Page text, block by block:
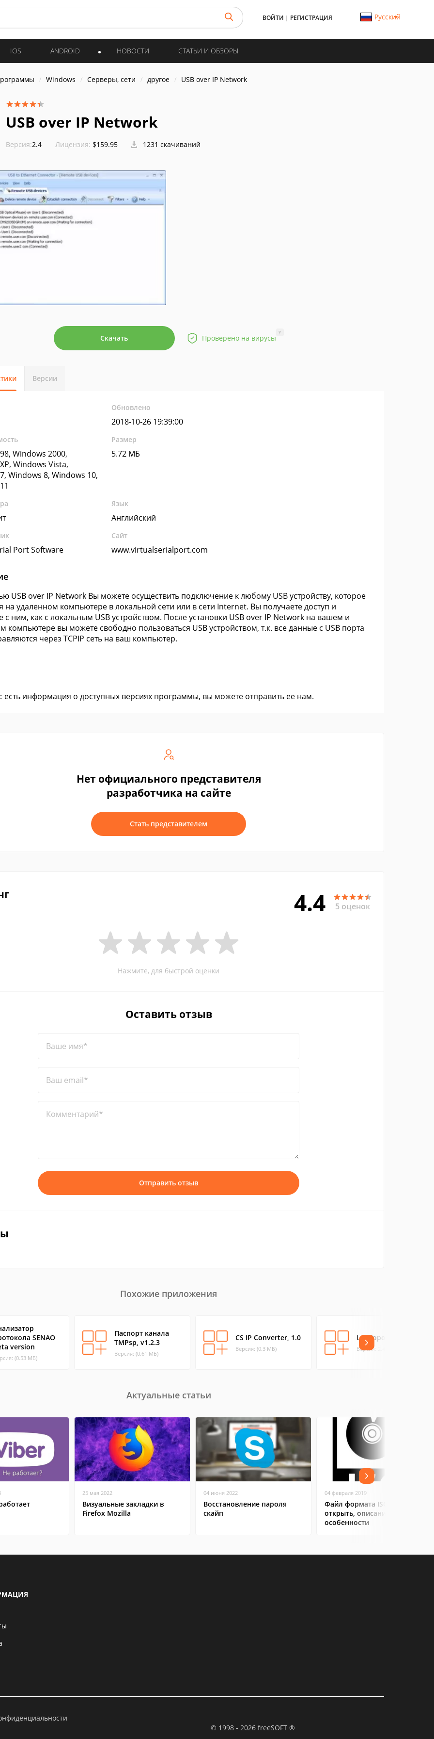
ВОЙТИ | РЕГИСТРАЦИЯ Русский
IOS ANDROID НОВОСТИ СТАТЬИ И ОБЗОРЫ
Windows Серверы, сети другое USB over IP Network
USB over IP Network
Версия:2.4 Лицензия: $159.95 1231 скачиваний
Скачать Проверено на вирусы
?
Версии
Обновлено
2018-10-26 19:39:00
Windows 2000,
Windows Vista,
Windows 8, Windows 10,
Размер
5.72 МБ
Язык
Английский
Port Software
Сайт
www.virtualserialport.com
USB over IP Network Вы можете осуществить подключение к любому USB устройству, которое
на удаленном компьютере в локальной сети или в сети Internet. Вы получаете доступ и
с ним, как с локальным USB устройством. После установки USB over IP Network на вашем и
компьютере вы можете свободно пользоваться USB устройством, т.к. все данные с USB порта
через TCPIP сеть на ваш компьютер.
есть информация о доступных версиях программы, вы можете отправить ее нам.
Нет официального представителя
разработчика на сайте
Стать представителем
4.4 5 оценок
Нажмите, для быстрой оценки
Оставить отзыв
Ваше имя*
Ваш email*
Комментарий*
Отправить отзыв
Похожие приложения
SENAO
version
(0.53 МБ)
Паспорт канала
TMPsp, v1.2.3
Версия: (0.61 МБ)
CS IP Converter, 1.0
Версия: (0.3 МБ)
LanTopolog
Версия: 2.43 (1.19 МБ)
Актуальные статьи
25 мая 2022
Визуальные закладки в
Firefox Mozilla
04 июня 2022
Восстановление пароля
скайп
04 февраля 2019
Файл формата ISO: чем
открыть, описание,
особенности
© 1998 - 2026 freeSOFT ®